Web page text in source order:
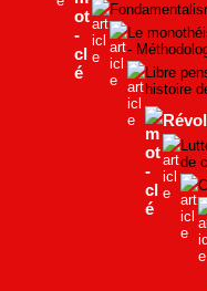
Le
-
Libre
histoire
de